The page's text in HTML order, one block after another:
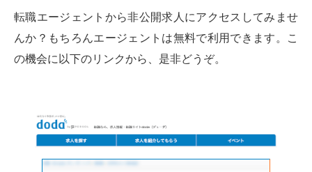
転職エージェントから非公開求人にアクセスしてみませ
んか？もちろんエージェントは無料で利用できます。こ
の機会に以下のリンクから、是非どうぞ。